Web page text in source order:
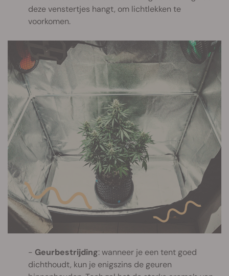
deze venstertjes hangt, om lichtlekken te
voorkomen.
Geurbestrijding: wanneer je een tent goed
dichthoudt, kun je enigszins de geuren